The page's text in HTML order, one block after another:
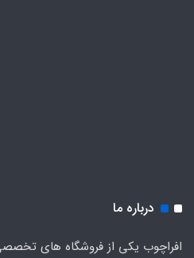
درباره ما
افراچوب یکی از فروشگاه های